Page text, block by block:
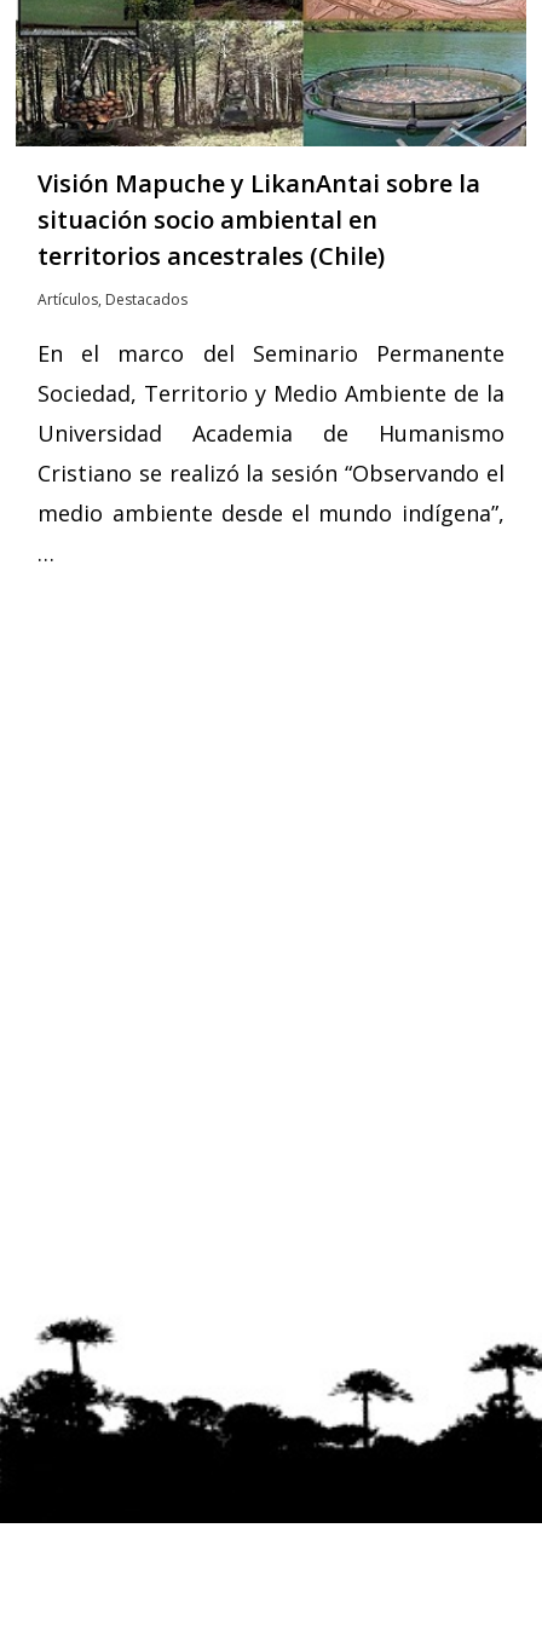
Visión Mapuche y LikanAntai sobre la
situación socio ambiental en
territorios ancestrales (Chile)
Artículos, Destacados
En el marco del Seminario Permanente
Sociedad, Territorio y Medio Ambiente de la
Universidad Academia de Humanismo
Cristiano se realizó la sesión “Observando el
medio ambiente desde el mundo indígena”,
…